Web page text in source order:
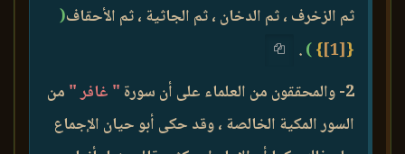
ثم الزخرف ، ثم الدخان ، ثم الجاثية ، ثم الأحقاف(
{
[1]
}
)
.
2- والمحققون من العلماء على أن سورة
" غافر " من
السور المكية الخالصة ، وقد حكى أبو حيان الإجماع